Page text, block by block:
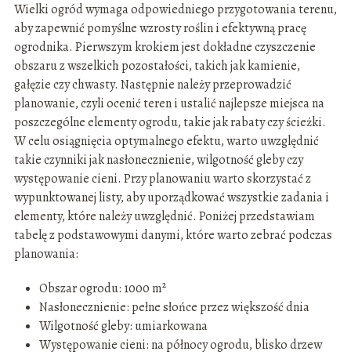
Wielki ogród wymaga odpowiedniego przygotowania terenu,
aby zapewnić pomyślne wzrosty roślin i efektywną pracę
ogrodnika. Pierwszym krokiem jest dokładne czyszczenie
obszaru z wszelkich pozostałości, takich jak kamienie,
gałęzie czy chwasty. Następnie należy przeprowadzić
planowanie, czyli ocenić teren i ustalić najlepsze miejsca na
poszczególne elementy ogrodu, takie jak rabaty czy ścieżki.
W celu osiągnięcia optymalnego efektu, warto uwzględnić
takie czynniki jak nasłonecznienie, wilgotność gleby czy
występowanie cieni. Przy planowaniu warto skorzystać z
wypunktowanej listy, aby uporządkować wszystkie zadania i
elementy, które należy uwzględnić. Poniżej przedstawiam
tabelę z podstawowymi danymi, które warto zebrać podczas
planowania:
Obszar ogrodu: 1000 m²
Nasłonecznienie: pełne słońce przez większość dnia
Wilgotność gleby: umiarkowana
Występowanie cieni: na północy ogrodu, blisko drzew